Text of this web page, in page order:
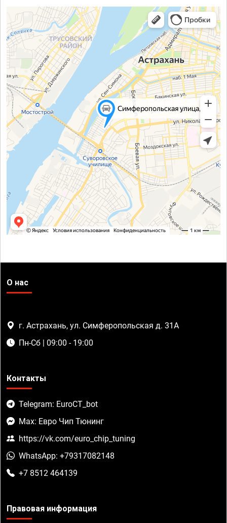
О нас
г. Астрахань, ул. Симферопольская д. 31А
Пн-Сб | 09:00 - 19:00
Контакты
Telegram: EuroCT_bot
Max: Евро Чип Тюнинг
https://vk.com/euro_chip_tuning
WhatsApp: +79317082148
+7 8512 464139
Правовая информация